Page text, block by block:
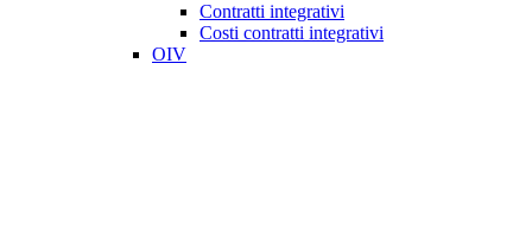
Contratti integrativi
Costi contratti integrativi
OIV